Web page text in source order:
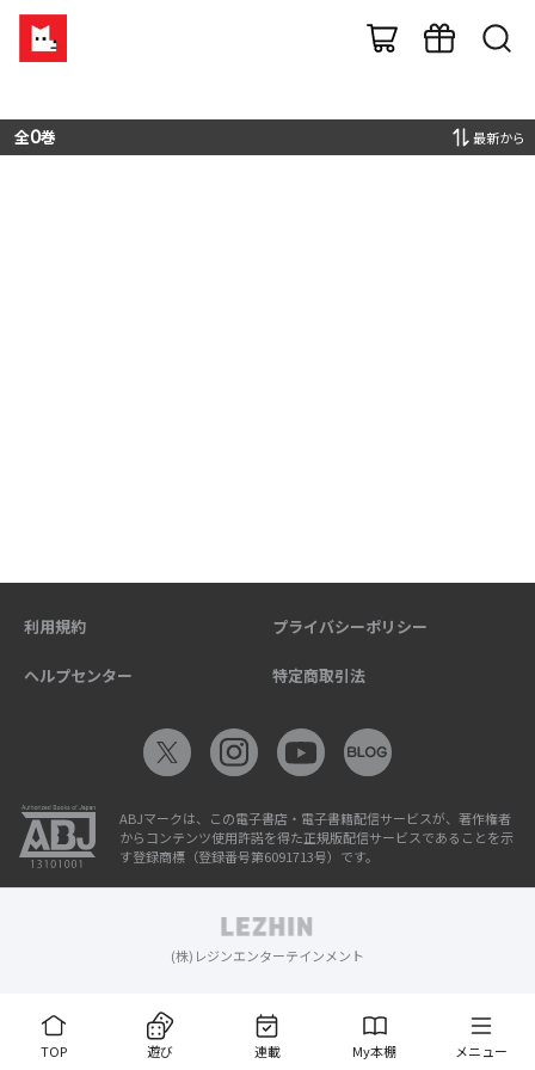
全0巻 最新から
TOP 遊び 連載 My本棚 メニュー
利用規約 プライバシーポリシー
ヘルプセンター 特定商取引法
ABJマークは、この電子書店・電子書籍配信サービスが、著作権者
からコンテンツ使用許諾を得た正規版配信サービスであることを示
す登録商標（登録番号第6091713号）です。
(株)レジンエンターテインメント